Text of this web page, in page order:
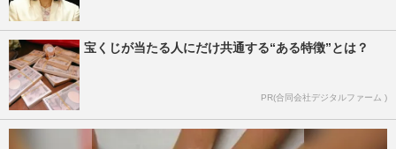
宝くじが当たる人にだけ共通する“ある特徴”とは？
PR(合同会社デジタルファーム )